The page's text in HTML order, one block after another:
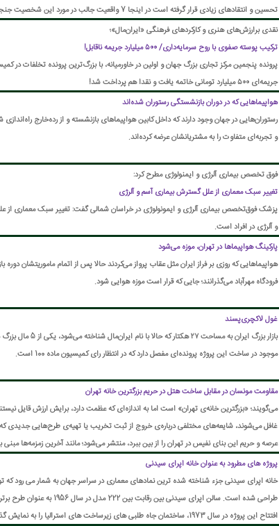
تحسین و انتقادهای زیادی قرار گرفته است در اینجا 7 واقعیت جالب در
تواند از جمله دلایلی باشد که او را معماری موفق و متفاوت ساخته...
نقدی برارزش‌های هنری و کارکردهای فرهنگی «ایران‌مال»؛
ترکیب پوسته صفوی با روح سرمایه‌داری/ ۵۰۰ میلیارد جریمه ناقابل!
جریمه‌ای ۵۰۰ میلیارد تومانی خاتمه یافت و نقدا هم پرداخت شد!
هواپیماهایی که در دوران بازنشستگی‌ رستوران شده‌اند
رستوران‌هایی در جهان وجود دارند که داخل کابین هواپیماهای بازنشسته و از رده‌خارج
و تجربه‌ای متفاوت را به مشتریانشان عرضه کرده‌اند.
فوق تخصص بیماری آلرژی و ایمنولوژی مطرح کرد:
تغییر سبک معماری از علل گسترش بیماری آسم و آلرژی
پزشک فوق‌تخصص بیماری آلرژی و ایمونولوژی در خراسان‌ شمالی گفت: تغییر سبک معماری از
و آلرژی در افراد است.
پارکینگ هواپیماها در تهران، موزه می‌شود
هواپیماهایی که روزی بر فراز ایران مثل عقاب پرواز می‌کردند حالا پس از اتمام ماموریتشان دوره
فرودگاه مهرآباد می‌گذرانند؛ جایی که قرار است موزه هوایی شود.
غول لاکچری‌پسند
بازار بزرگ ایران به مساحت ۲۷
موجود در ساخت این پروژه پرونده‌ای مفصل دارد که در انتظار رای کمیسیون ماده 100 است.
مقاومت مونسان در مقابل ساخت هتل در حریم بزرگترین خانه تهران
می‌گویند؛ «بزرگترین خانه‌ی تهران» است اما به اندازه‌ای که عظمت دارد، برایش ارزش قایل
غافل می‌شوند، شایعه‌های مختلفی درباره‌ی خروج از ثبت تخریب یا تهیه‌ی طرح‌هایی جدیدی که
عرصه و حریم این بنای نفیس در تهران را از بین ببرد، منتشر می‌شود؛ مانند آخرین زمزمه‌ها
خانه‌ی «ثابت پاسال».
پروژه های مطرود به عنوان خانه اپرای سیدنی
خانه اپرای سیدنی جزء شناخته شده ترین نمادهای معماری در سراسر جهان به شمار می رود که
طراحی شده است. سالن اپرای سیدنی بین رقابت
افتتاح این پروژه در سال 1973، ساختمان جاه طلبی های زیرساخت های استرالیا را به